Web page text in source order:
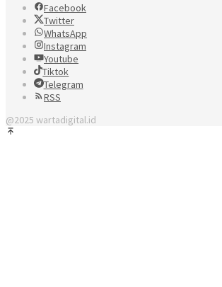
Facebook
Twitter
WhatsApp
Instagram
Youtube
Tiktok
Telegram
RSS
@2025 wartadigital.id